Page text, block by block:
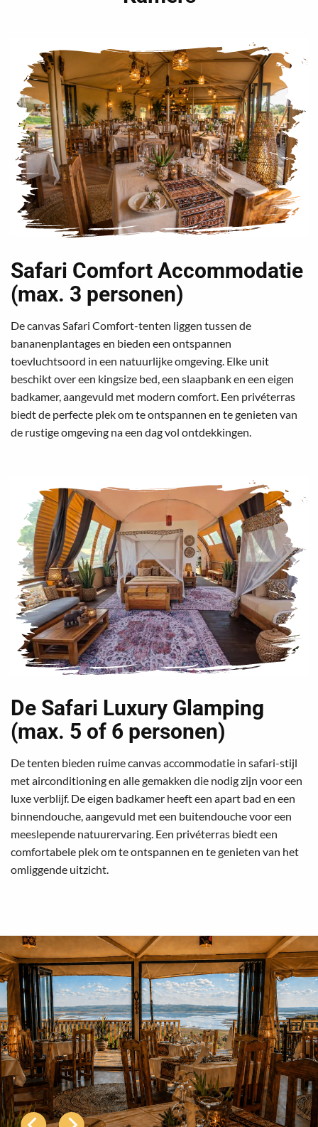
Safari Comfort Accommodatie
(max. 3 personen)
De canvas Safari Comfort-tenten liggen tussen de
bananenplantages en bieden een ontspannen
toevluchtsoord in een natuurlijke omgeving. Elke unit
beschikt over een kingsize bed, een slaapbank en een eigen
badkamer, aangevuld met modern comfort. Een privéterras
biedt de perfecte plek om te ontspannen en te genieten van
de rustige omgeving na een dag vol ontdekkingen.
De Safari Luxury Glamping
(max. 5 of 6 personen)
De tenten bieden ruime canvas accommodatie in safari-stijl
met airconditioning en alle gemakken die nodig zijn voor een
luxe verblijf. De eigen badkamer heeft een apart bad en een
binnendouche, aangevuld met een buitendouche voor een
meeslepende natuurervaring. Een privéterras biedt een
comfortabele plek om te ontspannen en te genieten van het
omliggende uitzicht.